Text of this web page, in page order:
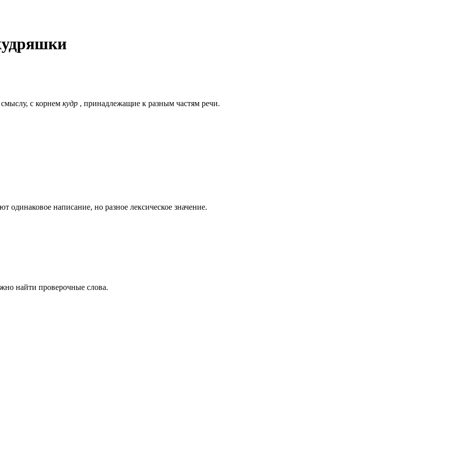
c корнем кудр , принадлежащие к разным частям речи.
написание, но разное лексическое значение.
найти проверочные слова.